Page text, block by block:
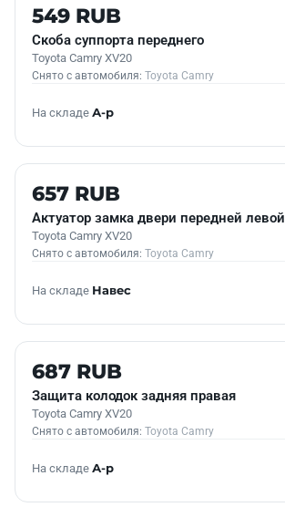
Б/У В НАЛИЧИИ
549 RUB
Скоба суппорта переднего
Toyota Camry XV20
Снято с автомобиля: Toyota Camry
На складе А-р
Б/У В НАЛИЧИИ
657 RUB
Актуатор замка двери передней левой
Toyota Camry XV20
Снято с автомобиля: Toyota Camry
На складе Навес
Б/У В НАЛИЧИИ
687 RUB
Защита колодок задняя правая
Toyota Camry XV20
Снято с автомобиля: Toyota Camry
На складе А-р